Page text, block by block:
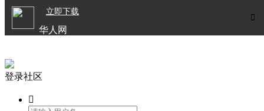

立即下载
华人网
登录社区
